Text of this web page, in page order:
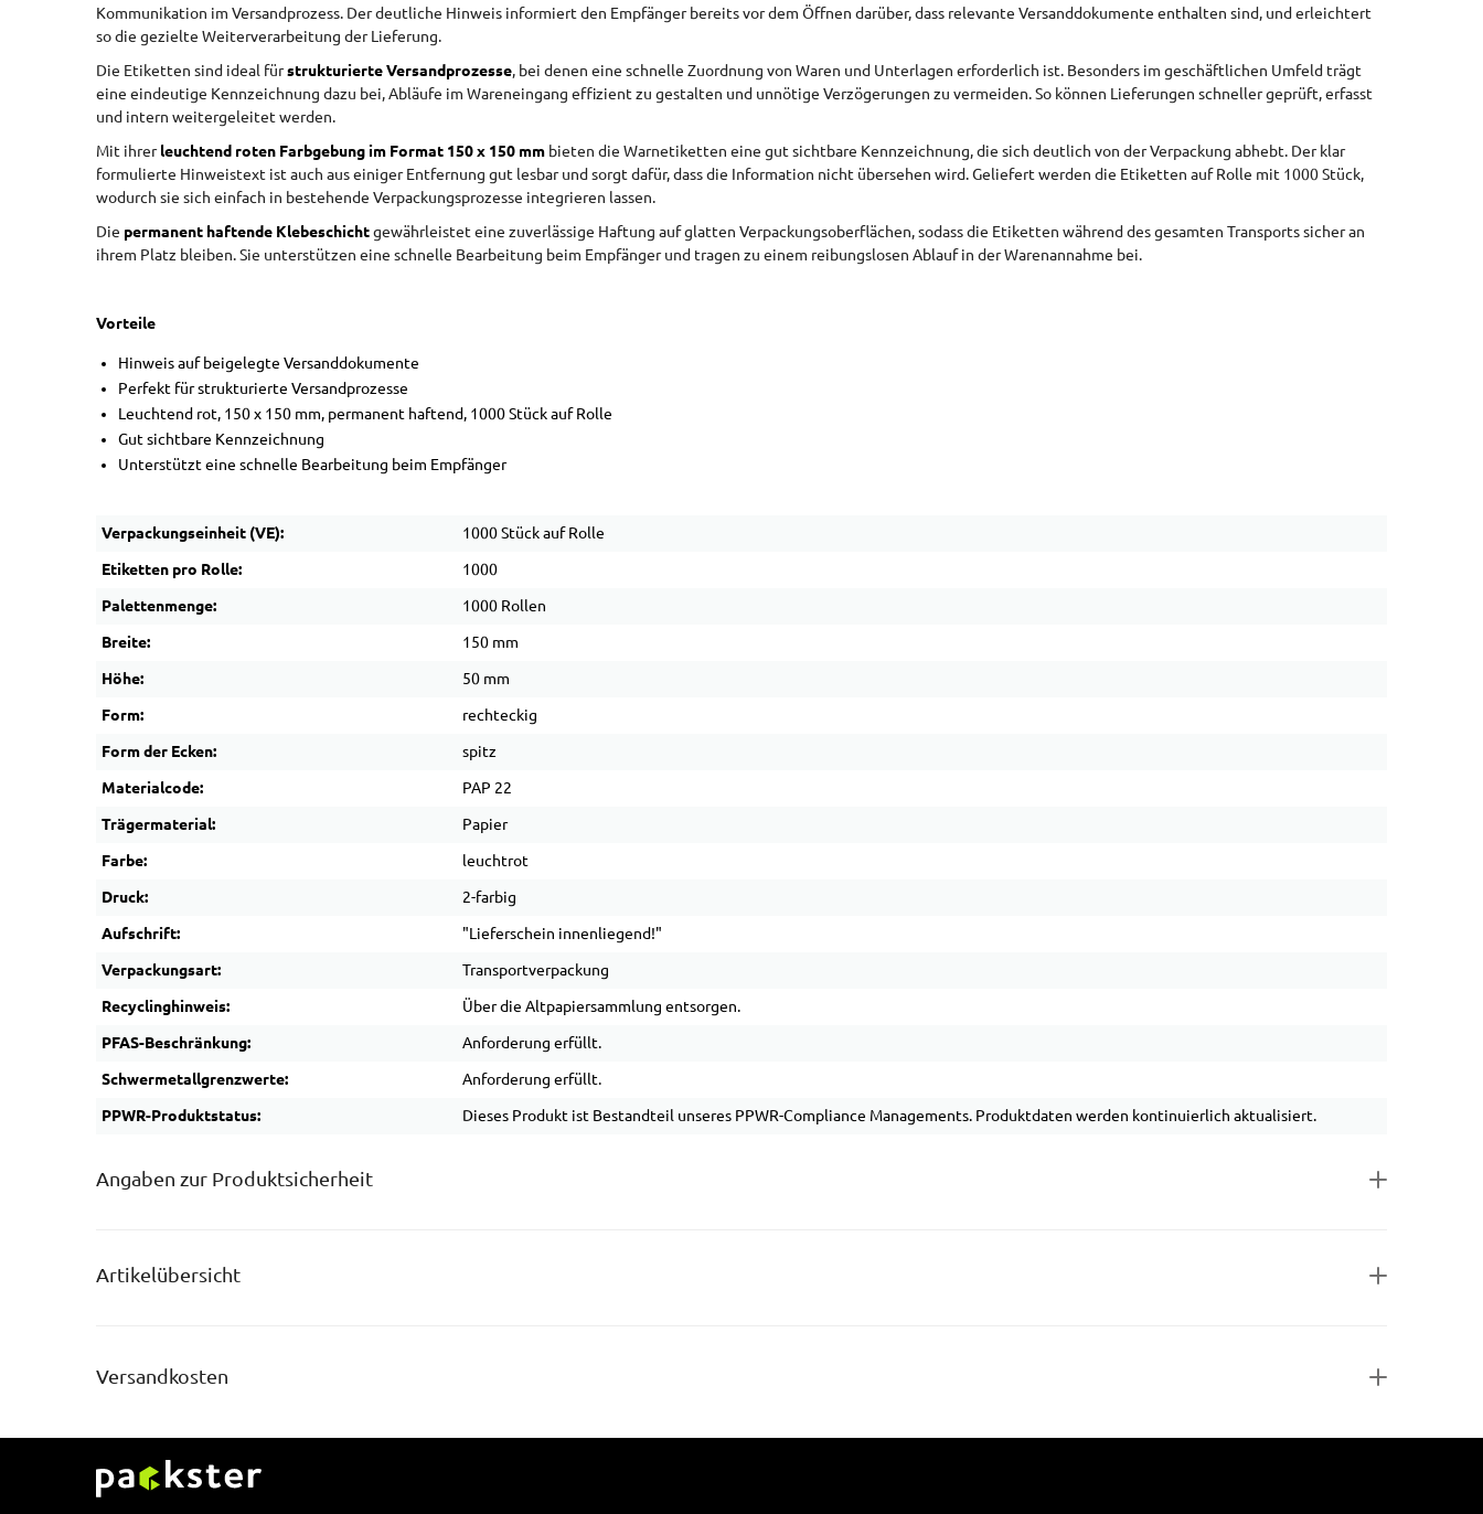
Kommunikation im Versandprozess. Der deutliche Hinweis informiert den Empfänger bereits vor dem Öffnen darüber, dass relevante Versanddokumente enthalten sind, und erleichtert
so die gezielte Weiterverarbeitung der Lieferung.
Die Etiketten sind ideal fürstrukturierte Versandprozesse, bei denen eine schnelle Zuordnung von Waren und Unterlagen erforderlich ist. Besonders im geschäftlichen Umfeld trägt
eine eindeutige Kennzeichnung dazu bei, Abläufe im Wareneingang effizient zu gestalten und unnötige Verzögerungen zu vermeiden. So können Lieferungen schneller geprüft, erfasst
und intern weitergeleitet werden.
Mit ihrerleuchtend roten Farbgebung im Format 150 x 150 mm bieten die Warnetiketten eine gut sichtbare Kennzeichnung, die sich deutlich von der Verpackung abhebt. Der klar
formulierte Hinweistext ist auch aus einiger Entfernung gut lesbar und sorgt dafür, dass die Information nicht übersehen wird. Geliefert werden die Etiketten auf Rolle mit 1000 Stück,
wodurch sie sich einfach in bestehende Verpackungsprozesse integrieren lassen.
Die permanent haftende Klebeschichtgewährleistet eine zuverlässige Haftung auf glatten Verpackungsoberflächen, sodass die Etiketten während des gesamten Transports sicher an
ihrem Platz bleiben. Sie unterstützen eine schnelle Bearbeitung beim Empfänger und tragen zu einem reibungslosen Ablauf in der Warenannahme bei.
Vorteile
Hinweis auf beigelegte Versanddokumente
Perfekt für strukturierte Versandprozesse
Leuchtend rot, 150 x 150 mm, permanent haftend, 1000 Stück auf Rolle
Gut sichtbare Kennzeichnung
Unterstützt eine schnelle Bearbeitung beim Empfänger
Verpackungseinheit (VE): 1000 Stück auf Rolle
Etiketten pro Rolle: 1000
Palettenmenge: 1000 Rollen
Breite: 150 mm
Höhe: 50 mm
Form: rechteckig
Form der Ecken: spitz
Materialcode: PAP 22
Trägermaterial: Papier
Farbe: leuchtrot
Druck: 2-farbig
Aufschrift: "Lieferschein innenliegend!"
Verpackungsart: Transportverpackung
Recyclinghinweis: Über die Altpapiersammlung entsorgen.
PFAS-Beschränkung: Anforderung erfüllt.
Schwermetallgrenzwerte: Anforderung erfüllt.
PPWR-Produktstatus: Dieses Produkt ist Bestandteil unseres PPWR-Compliance Managements. Produktdaten werden kontinuierlich aktualisiert.
Angaben zur Produktsicherheit
Artikelübersicht
Versandkosten